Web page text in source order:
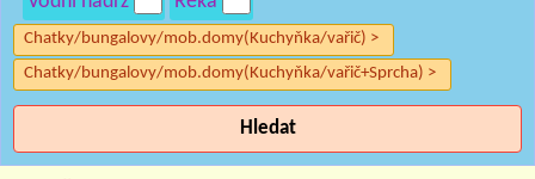
Chatky/bungalovy/mob.domy(Kuchyňka/vařič) >
Chatky/bungalovy/mob.domy(Kuchyňka/vařič+Sprcha) >
Hledat